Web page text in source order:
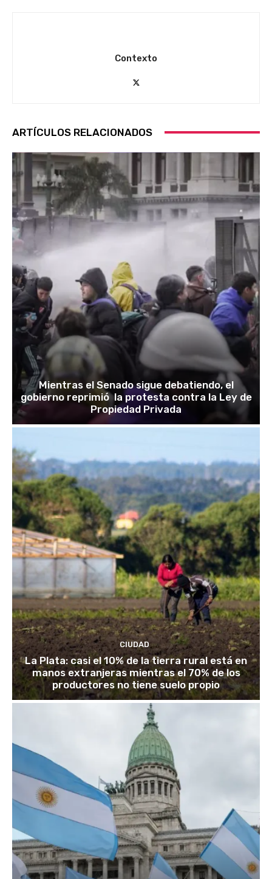
Contexto
ARTÍCULOS RELACIONADOS
Mientras el Senado sigue debatiendo, el
gobierno reprimió la protesta contra la Ley de
Propiedad Privada
CIUDAD
La Plata: casi el 10% de la tierra rural está en
manos extranjeras mientras el 70% de los
productores no tiene suelo propio